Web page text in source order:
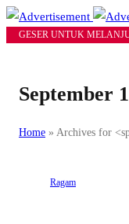
GESER UNTUK
September
Home » Archives for
Ragam